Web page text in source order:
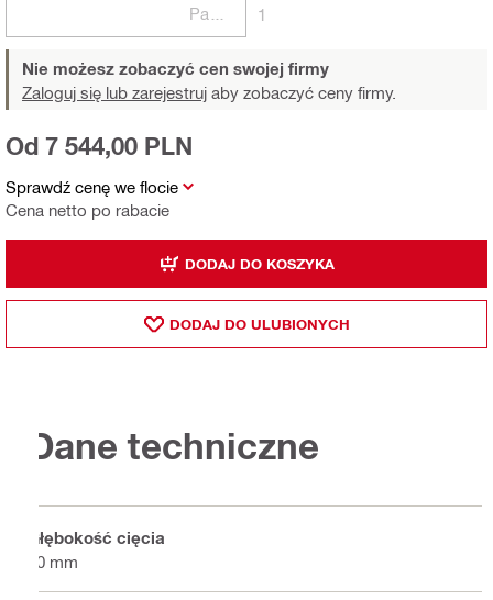
1
Nie możesz zobaczyć cen swojej firmy
Zaloguj się lub zarejestruj aby zobaczyć ceny firmy.
Sprawdź cenę we flocie
Cena netto po rabacie
Od 7 544,00 PLN
DODAJ DO KOSZYKA
DODAJ DO ULUBIONYCH
Dane techniczne
Głębokość cięcia
50 mm